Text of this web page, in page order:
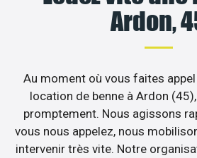
Ardon,
Au moment où vous faites
location de benne à Ardon
promptement. Nous agissons
vous nous appelez, nous
intervenir très vite. Notre